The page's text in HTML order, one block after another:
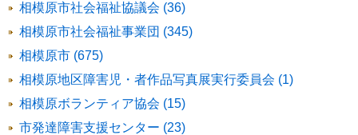
相模原市社会福祉協議会 (36)
相模原市社会福祉事業団 (345)
相模原市 (675)
相模原地区障害児・者作品写真展実行委員会 (1)
相模原ボランティア協会 (15)
市発達障害支援センター (23)